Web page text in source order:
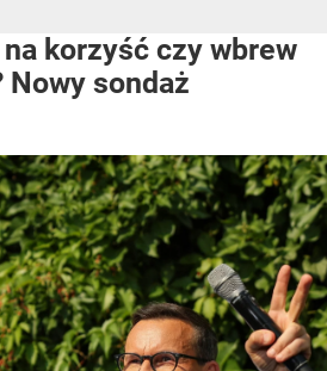
korzyść czy wbrew
sondaż